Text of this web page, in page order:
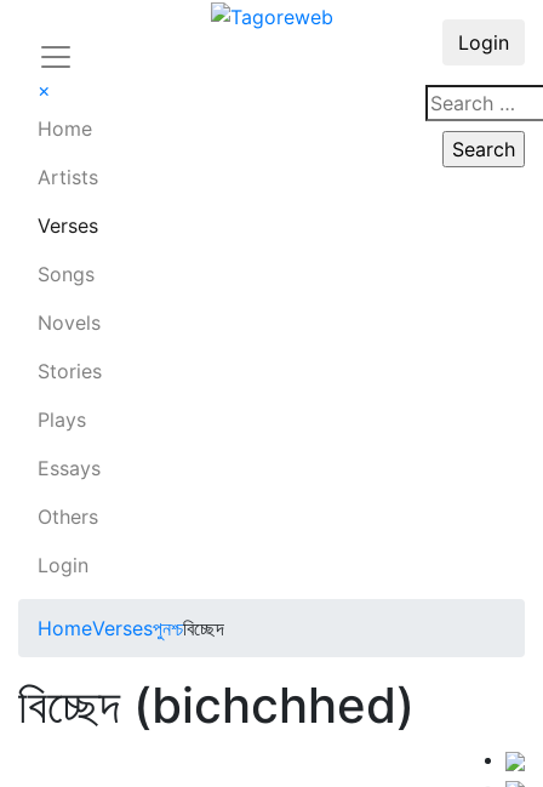
×
Home
Artists
Verses
Songs
Novels
Stories
Plays
Essays
Others
Login
Login
HomeVersesপুনশ্চবিচ্ছেদ
বিচ্ছেদ (bichchhed)